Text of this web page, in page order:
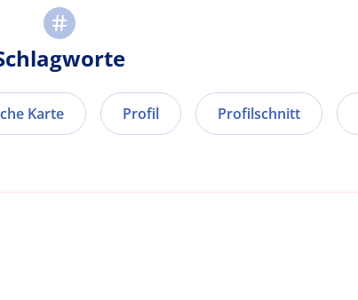
Karte Profil Profilschnitt